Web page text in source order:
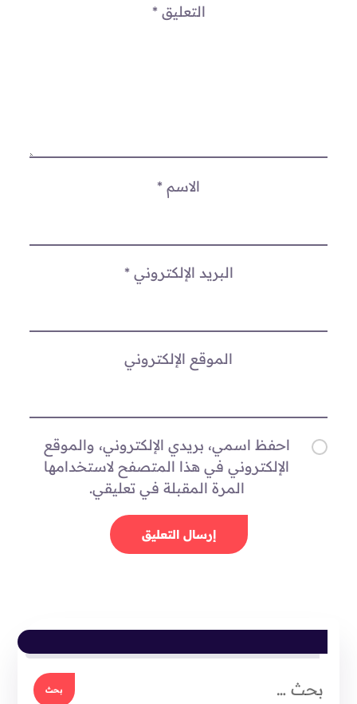
التعليق*
الاسم *
البريد الإلكتروني*
الموقع الإلكتروني
احفظ اسمي، بريدي الإلكتروني، والموقع
الإلكتروني في هذا المتصفح لاستخدامها
المرة المقبلة في تعليقي.